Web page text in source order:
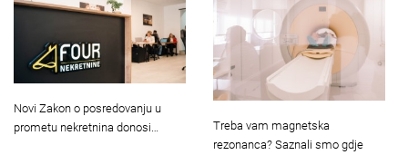
Novi Zakon o posredovanju u
prometu nekretnina donosi…
Treba vam magnetska
rezonanca? Saznali smo gdje